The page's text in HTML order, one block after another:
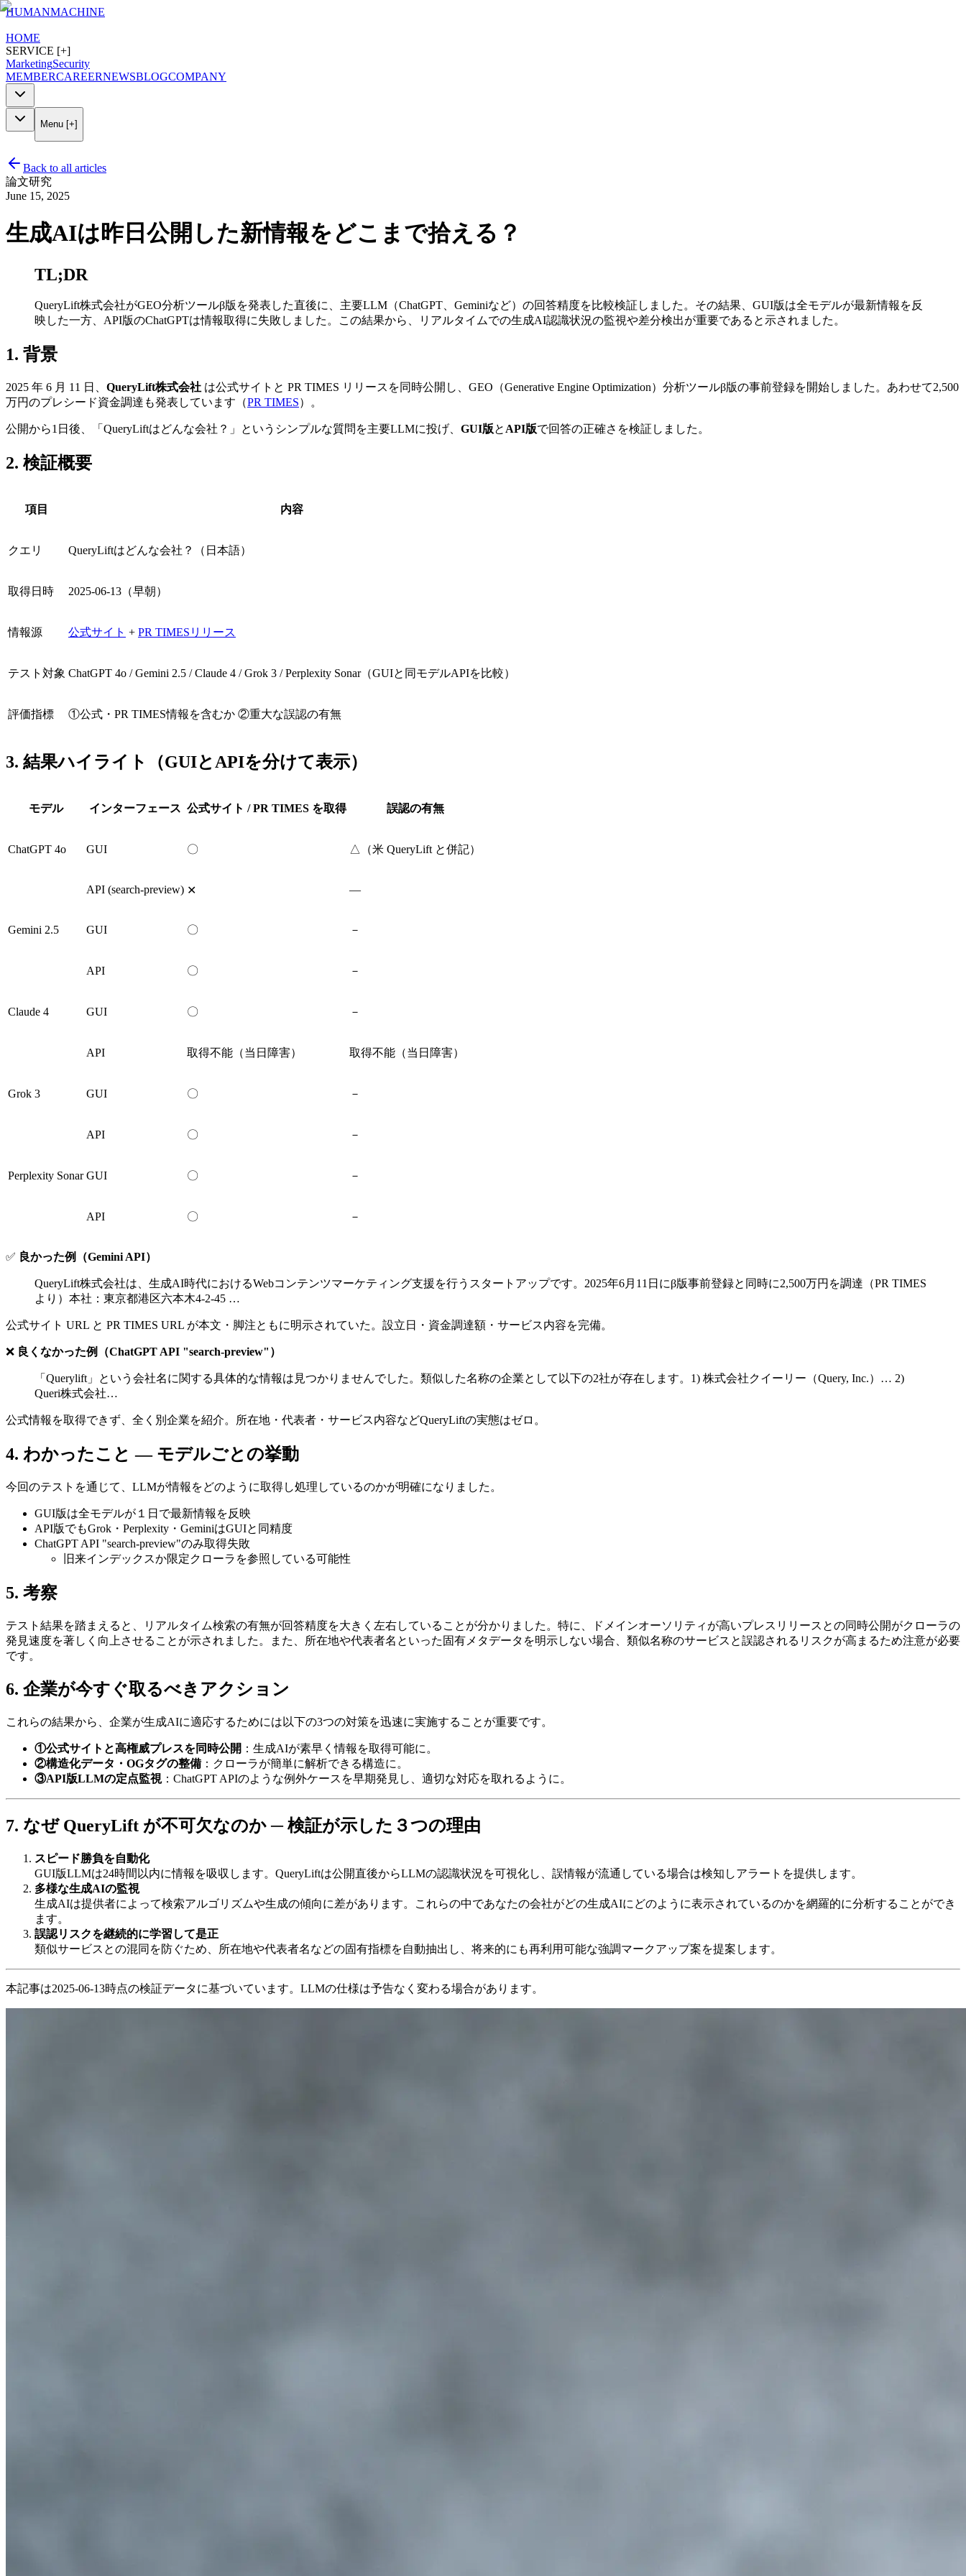
HUMANMACHINE
HOME
SERVICE [+]
MarketingSecurity
MEMBERCAREERNEWSBLOGCOMPANY
Menu [+]
Back to all articles
論文研究
June 15, 2025
生成AIは昨日公開した新情報をどこまで拾える？
TL;DR
QueryLift株式会社がGEO分析ツールβ版を発表した直後に、主要LLM（ChatGPT、Geminiなど）の回答精度を比較検証しました。その結果、GUI版は全モデルが最新情報を反
映した一方、API版のChatGPTは情報取得に失敗しました。この結果から、リアルタイムでの生成AI認識状況の監視や差分検出が重要であると示されました。
1. 背景
2025 年 6 月 11 日、 QueryLift株式会社 は公式サイトと PR TIMES リリースを同時公開し、GEO（Generative Engine Optimization）分析ツールβ版の事前登録を開始しました。あわせて2,500
万円のプレシード資金調達も発表しています（PR TIMES）。
公開から1日後、「QueryLiftはどんな会社？」というシンプルな質問を主要LLMに投げ、 GUI版と API版で回答の正確さを検証しました。
2. 検証概要
項目 内容
クエリ QueryLiftはどんな会社？（日本語）
取得日時 2025-06-13（早朝）
情報源 公式サイト + PR TIMESリリース
テスト対象 ChatGPT 4o / Gemini 2.5 / Claude 4 / Grok 3 / Perplexity Sonar（GUIと同モデルAPIを比較）
評価指標 ①公式・PR TIMES情報を含むか ②重大な誤認の有無
3. 結果ハイライト（GUIとAPIを分けて表示）
モデル インターフェース 公式サイト / PR TIMES を取得 誤認の有無
ChatGPT 4o GUI 〇 △（米 QueryLift と併記）
API (search-preview) ✕ ―
Gemini 2.5 GUI 〇 －
API 〇 －
Claude 4 GUI 〇 －
API 取得不能（当日障害） 取得不能（当日障害）
Grok 3 GUI 〇 －
API 〇 －
Perplexity Sonar GUI 〇 －
API 〇 －
✅ 良かった例（Gemini API）
QueryLift株式会社は、生成AI時代におけるWebコンテンツマーケティング支援を行うスタートアップです。2025年6月11日にβ版事前登録と同時に2,500万円を調達（PR TIMES
より）本社：東京都港区六本木4-2-45 …
公式サイト URL と PR TIMES URL が本文・脚注ともに明示されていた。設立日・資金調達額・サービス内容を完備。
❌ 良くなかった例（ChatGPT API "search-preview"）
「Querylift」という会社名に関する具体的な情報は見つかりませんでした。類似した名称の企業として以下の2社が存在します。1) 株式会社クイーリー（Query, Inc.）… 2)
Queri株式会社…
公式情報を取得できず、全く別企業を紹介。所在地・代表者・サービス内容などQueryLiftの実態はゼロ。
4. わかったこと — モデルごとの挙動
今回のテストを通じて、LLMが情報をどのように取得し処理しているのかが明確になりました。
GUI版は全モデルが１日で最新情報を反映
API版でもGrok・Perplexity・GeminiはGUIと同精度
ChatGPT API "search-preview"のみ取得失敗
旧来インデックスか限定クローラを参照している可能性
5. 考察
テスト結果を踏まえると、リアルタイム検索の有無が回答精度を大きく左右していることが分かりました。特に、ドメインオーソリティが高いプレスリリースとの同時公開がクローラの
発見速度を著しく向上させることが示されました。また、所在地や代表者名といった固有メタデータを明示しない場合、類似名称のサービスと誤認されるリスクが高まるため注意が必要
です。
6. 企業が今すぐ取るべきアクション
これらの結果から、企業が生成AIに適応するためには以下の3つの対策を迅速に実施することが重要です。
①公式サイトと高権威プレスを同時公開 ：生成AIが素早く情報を取得可能に。
②構造化データ・OGタグの整備 ：クローラが簡単に解析できる構造に。
③API版LLMの定点監視：ChatGPT APIのような例外ケースを早期発見し、適切な対応を取れるように。
7. なぜ QueryLift が不可欠なのか ─ 検証が示した３つの理由
スピード勝負を自動化
GUI版LLMは24時間以内に情報を吸収します。QueryLiftは公開直後からLLMの認識状況を可視化し、誤情報が流通している場合は検知しアラートを提供します。
多様な生成AIの監視
生成AIは提供者によって検索アルゴリズムや生成の傾向に差があります。これらの中であなたの会社がどの生成AIにどのように表示されているのかを網羅的に分析することができ
ます。
誤認リスクを継続的に学習して是正
類似サービスとの混同を防ぐため、所在地や代表者名などの固有指標を自動抽出し、将来的にも再利用可能な強調マークアップ案を提案します。
本記事は2025-06-13時点の検証データに基づいています。LLMの仕様は予告なく変わる場合があります。